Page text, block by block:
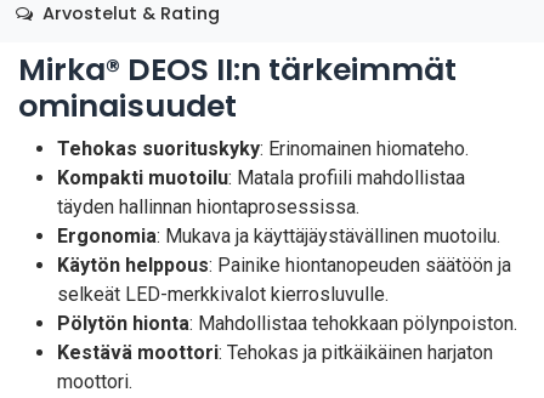
Arvostelut & Rating
Mirka® DEOS II:n tärkeimmät
ominaisuudet
Tehokas suorituskyky: Erinomainen hiomateho.
Kompakti muotoilu: Matala profiili mahdollistaa
täyden hallinnan hiontaprosessissa.
Ergonomia: Mukava ja käyttäjäystävällinen muotoilu.
Käytön helppous: Painike hiontanopeuden säätöön ja
selkeät LED-merkkivalot kierrosluvulle.
Pölytön hionta: Mahdollistaa tehokkaan pölynpoiston.
Kestävä moottori: Tehokas ja pitkäikäinen harjaton
moottori.